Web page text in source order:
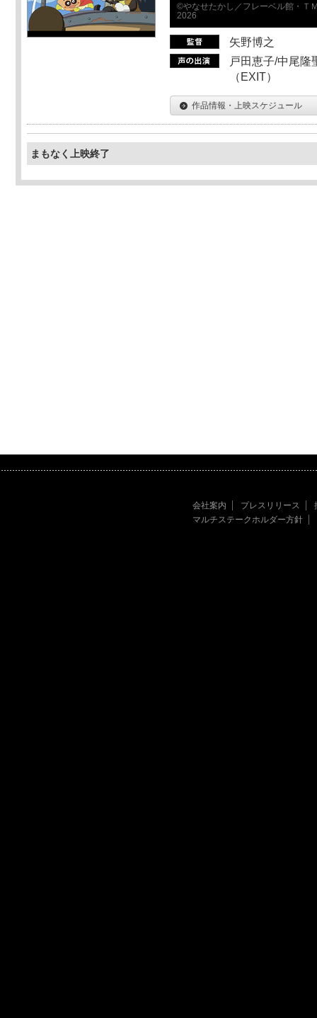
©やなせたかし／フレーベル館・Ｔ
2026
矢野博之
戸田恵子/中尾隆
（EXIT）
作品情報・上映スケジュール
まもなく上映終了
会社案内 プレスリリース
マルチステークホルダー方針